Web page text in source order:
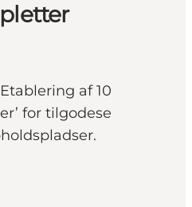
af 10
for tilgodese